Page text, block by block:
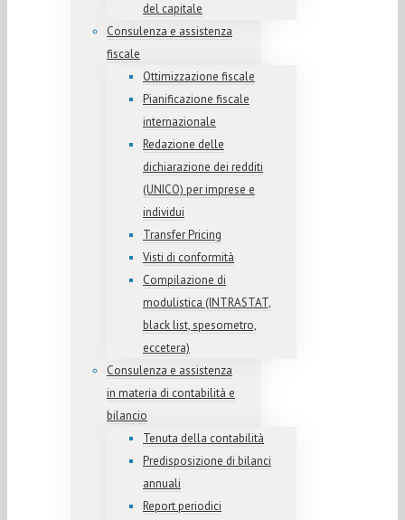
del capitale
Consulenza e assistenza
fiscale
Ottimizzazione fiscale
Pianificazione fiscale
internazionale
Redazione delle
dichiarazione dei redditi
(UNICO) per imprese e
individui
Transfer Pricing
Visti di conformità
Compilazione di
modulistica (INTRASTAT,
black list, spesometro,
eccetera)
Consulenza e assistenza
in materia di contabilità e
bilancio
Tenuta della contabilità
Predisposizione di bilanci
annuali
Report periodici